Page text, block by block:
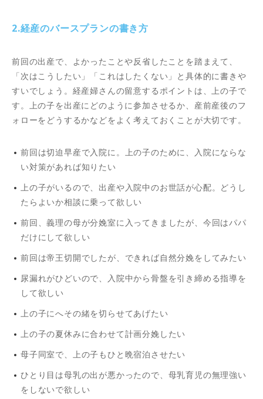
2.経産のバースプランの書き方
前回の出産で、よかったことや反省したことを踏まえて、
「次はこうしたい」「これはしたくない」と具体的に書きや
すいでしょう。経産婦さんの留意するポイントは、上の子で
す。上の子を出産にどのように参加させるか、産前産後のフ
ォローをどうするかなどをよく考えておくことが大切です。
前回は切迫早産で入院に。上の子のために、入院にならな
い対策があれば知りたい
上の子がいるので、出産や入院中のお世話が心配。どうし
たらよいか相談に乗って欲しい
前回、義理の母が分娩室に入ってきましたが、今回はパパ
だけにして欲しい
前回は帝王切開でしたが、できれば自然分娩をしてみたい
尿漏れがひどいので、入院中から骨盤を引き締める指導を
して欲しい
上の子にへその緒を切らせてあげたい
上の子の夏休みに合わせて計画分娩したい
母子同室で、上の子もひと晩宿泊させたい
ひとり目は母乳の出が悪かったので、母乳育児の無理強い
をしないで欲しい